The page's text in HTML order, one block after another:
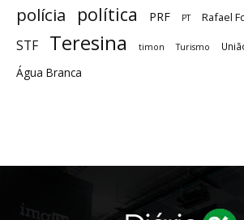
polícia política PRF PT Rafael
STF Teresina timon Turismo
Água Branca